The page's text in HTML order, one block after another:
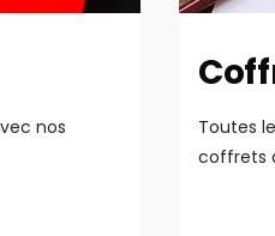
nos
Toutes
coffrets